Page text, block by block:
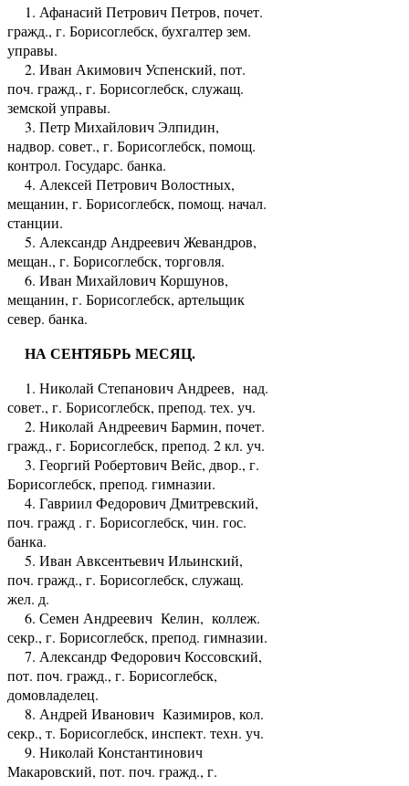
1. Афанасий Петрович Петров, почет.
гражд., г. Борисоглебск, бухгалтер зем.
управы.
2. Иван Акимович Успенский, пот.
поч. гражд., г. Борисоглебск, служащ.
земской управы.
3. Петр Михайлович Элпидин,
надвор. совет., г. Борисоглебск, помощ.
контрол. Государс. банка.
4. Алексей Петрович Волостных,
мещанин, г. Борисоглебск, помощ. начал.
станции.
5. Александр Андреевич Жевандров,
мещан., г. Борисоглебск, торговля.
6. Иван Михайлович Коршунов,
мещанин, г. Борисоглебск, артельщик
север. банка.
НА СЕНТЯБРЬ МЕСЯЦ.
1. Николай Степанович Андреев, над.
совет., г. Борисоглебск, препод. тех. уч.
2. Николай Андреевич Бармин, почет.
гражд., г. Борисоглебск, препод. 2 кл. уч.
3. Георгий Робертович Вейс, двор., г.
Борисоглебск, препод. гимназии.
4. Гавриил Федорович Дмитревский,
поч. гражд . г. Борисоглебск, чин. гос.
банка.
5. Иван Авксентьевич Ильинский,
поч. гражд., г. Борисоглебск, служащ.
жел. д.
6. Семен Андреевич Келин, коллеж.
секр., г. Борисоглебск, препод. гимназии.
7. Александр Федорович Коссовский,
пот. поч. гражд., г. Борисоглебск,
домовладелец.
8. Андрей Иванович Казимиров, кол.
секр., т. Борисоглебск, инспект. техн. уч.
9. Николай Константинович
Макаровский, пот. поч. гражд., г.